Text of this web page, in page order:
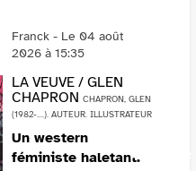
Franck - Le 04 août
2026 à 15:35
LA VEUVE / GLEN
CHAPRON CHAPRON, GLEN
(1982-....). AUTEUR. ILLUSTRATEUR
Un western
féministe haletant.